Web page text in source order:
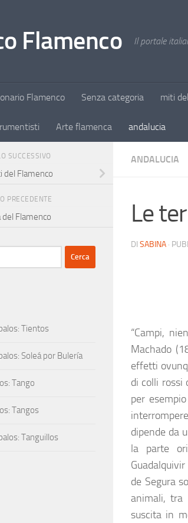
Flamenco Il portale
Flamenco Senza categoria miti
Arte flamenca andalucia
ANDALUCIA
Le
DI SABINA ·
“Campi,
Machado
effetti
di colli rossi
per
dipende da
la parte
de Segura
animali, tra
suscita in
SUCCESSIVO
del Flamenco
PRECEDENTE
del Flamenco
Tientos
Soleá por Bulería
Tango
Tangos
Tanguillos